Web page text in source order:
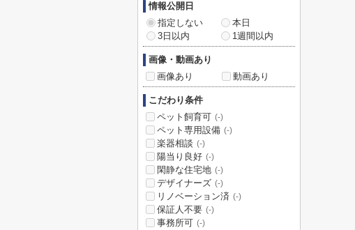
情報公開日
指定しない
本日
3日以内
1週間以内
画像・動画あり
画像あり
動画あり
こだわり条件
ペット飼育可 (-)
ペット専用設備 (-)
楽器相談 (-)
陽当り良好 (-)
閑静な住宅地 (-)
デザイナーズ (-)
リノベーション済 (-)
保証人不要 (-)
事務所可 (-)